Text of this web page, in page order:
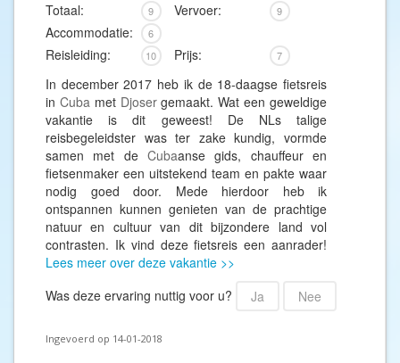
Totaal: 9 Vervoer: 9
Accommodatie: 6
Reisleiding: 10 Prijs: 7
In december 2017 heb ik de 18-daagse fietsreis
in Cubamet Djosergemaakt. Wat een geweldige
vakantie is dit geweest! De NLs talige
reisbegeleidster was ter zake kundig, vormde
samen met de Cubaanse gids, chauffeur en
fietsenmaker een uitstekend team en pakte waar
nodig goed door. Mede hierdoor heb ik
ontspannen kunnen genieten van de prachtige
natuur en cultuur van dit bijzondere land vol
contrasten. Ik vind deze fietsreis een aanrader!
Lees meer over deze vakantie >>
Was deze ervaring nuttig voor u?
Ja Nee
Ingevoerd op 14-01-2018